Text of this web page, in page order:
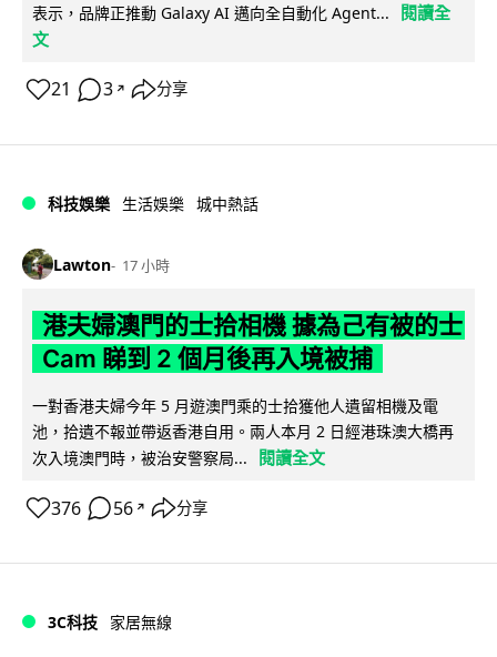
表示，品牌正推動 Galaxy AI 邁向全自動化 Agent...
閱讀全
文
21 3 ↗ 分享
科技娛樂 生活娛樂 城中熱話
Lawton 17 小時
港夫婦澳門的士拾相機 據為己有被的士
Cam 睇到 2 個月後再入境被捕
一對香港夫婦今年 5 月遊澳門乘的士拾獲他人遺留相機及電
池，拾遺不報並帶返香港自用。兩人本月 2 日經港珠澳大橋再
次入境澳門時，被治安警察局...
閱讀全文
376 56 ↗ 分享
3C科技 家居無線